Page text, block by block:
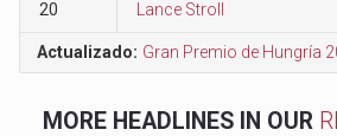
20 Lance Stroll
Actualizado: Gran Premio de Hungría
MORE HEADLINES IN OUR